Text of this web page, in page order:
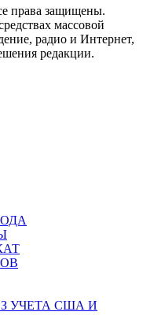
права защищены.
массовой
радио и Интернет,
редакции.
УЧЕТА США И